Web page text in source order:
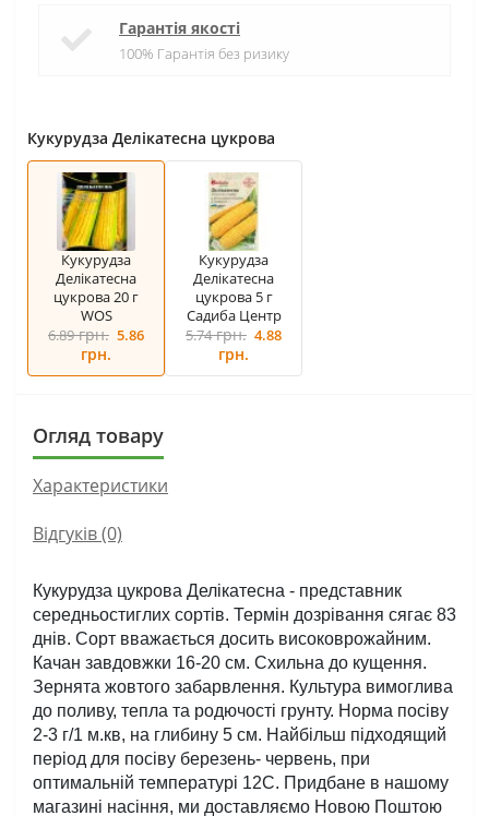
Гарантія якості
100% Гарантія без ризику
Кукурудза Делікатесна цукрова
Кукурудза
Делікатесна
цукрова 20 г
WOS
6.89грн. 5.86
грн.
Кукурудза
Делікатесна
цукрова 5 г
Садиба Центр
5.74грн. 4.88
грн.
Огляд товару
Характеристики
Відгуків (0)
Кукурудза цукрова Делікатесна - представник
середньостиглих сортів. Термін дозрівання сягає 83
днів. Сорт вважається досить високоврожайним.
Качан завдовжки 16-20 см. Схильна до кущення.
Зернята жовтого забарвлення. Культура вимоглива
до поливу, тепла та родючості грунту. Норма посіву
2-3 г/1 м.кв, на глибину 5 см. Найбільш підходящий
період для посіву березень- червень, при
оптимальній температурі 12С. Придбане в нашому
магазині насіння, ми доставляємо Новою Поштою